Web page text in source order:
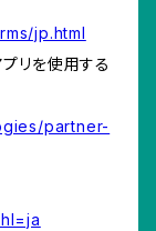
jp.html
リを使用する
partner-